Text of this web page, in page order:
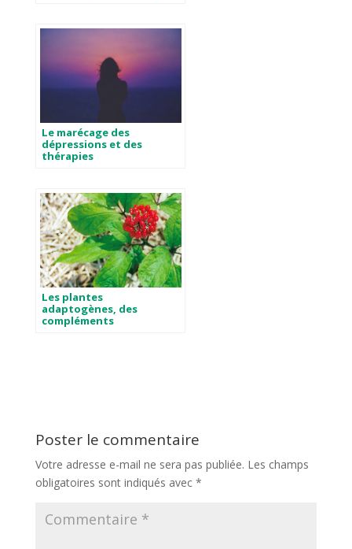
Le marécage des
dépressions et des
thérapies
Les plantes
adaptogènes, des
compléments
Poster le commentaire
Votre adresse e-mail ne sera pas publiée. Les champs
obligatoires sont indiqués avec *